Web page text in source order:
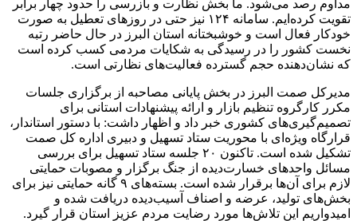
مداوم رصد می‌شود. ما بخش نظارت و بازرسی را حدود چهار برابر
تقویت کرده‌ایم. سامانه ۱۲۴ نیز حتی در روزهای تعطیل به صورت
خودکار فعال است و خوشبختانه استان البرز در حال حاضر رتبه
نخست کشور را در رسیدگی به شکایات مردمی کسب کرده است
که نشان‌دهنده حجم گسترده فعالیت‌های نظارتی است.
مدیرکل صمت البرز در بخش پایانی مصاحبه از برگزاری جلسات
مکرر کارگروه تنظیم بازار و ارائه پیشنهادات استانی برای
تصمیم‌گیری‌های کشوری خبر داد و اظهار داشت: با دستور استاندار،
قرارگاه ویژه‌ای با محوریت ستاد تسهیل و دبیری اداره کل صمت
تشکیل شده است. تاکنون ۲۰ جلسه ستاد تسهیل برای بررسی
مسائل واحدهای خسارت‌دیده از جنگ برگزار و مصوبات حمایتی
لازم برای آن‌ها برقرار شده است. بسته‌های ۹ گانه حمایتی نیز برای
بخش‌های تولید، عرضه و اصناف آسیب‌دیده دریافت شده و
امیدواریم این تلاش‌ها مورد رضایت مردم عزیز استان قرار گیرد.